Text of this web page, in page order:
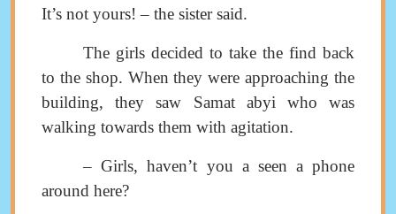
It’s not yours! – the sister said.
The girls decided to take the find back
to the shop. When they were approaching the
building, they saw Samat abyi who was
walking towards them with agitation.
–Girls, haven’t you a seen a phone
around here?